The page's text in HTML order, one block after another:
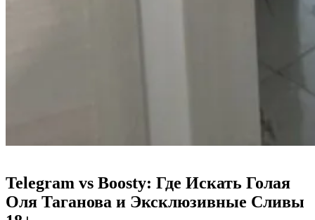
Telegram vs Boosty: Где Искать Голая
Оля Таганова и Эксклюзивные Сливы